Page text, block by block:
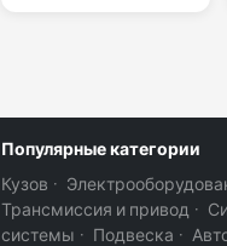
Популярные категории
Кузов ·
Трансмиссия и привод ·
системы · Подвеска ·